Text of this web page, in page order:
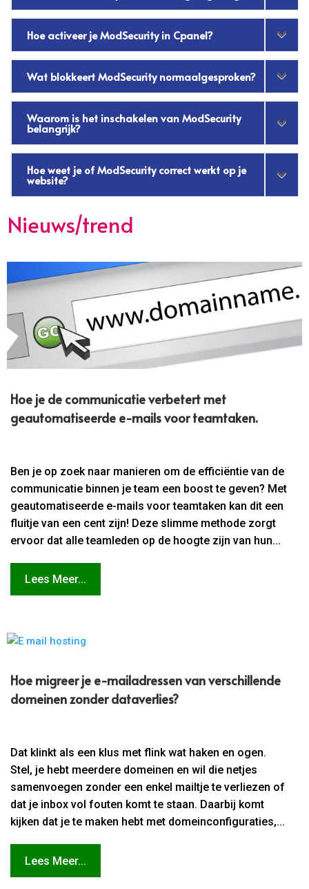
Hoe activeer je ModSecurity in Cpanel?
Wat blokkeert ModSecurity normaalgesproken?
Waarom is het inschakelen van ModSecurity
belangrijk?
Hoe weet je of ModSecurity correct werkt op je
website?
Nieuws/trend
Hoe je de communicatie verbetert met
geautomatiseerde e-mails voor teamtaken.​
Ben je op zoek naar manieren om de efficiëntie van de
communicatie binnen je team een boost te geven? Met
geautomatiseerde e-mails voor teamtaken kan dit een
fluitje van een cent zijn! Deze slimme methode zorgt
ervoor dat alle teamleden op de hoogte zijn van hun...
Lees Meer...
Hoe migreer je e-mailadressen van verschillende
domeinen zonder dataverlies?
Dat klinkt als een klus met flink wat haken en ogen.
Stel, je hebt meerdere domeinen en wil die netjes
samenvoegen zonder een enkel mailtje te verliezen of
dat je inbox vol fouten komt te staan. Daarbij komt
kijken dat je te maken hebt met domeinconfiguraties,...
Lees Meer...